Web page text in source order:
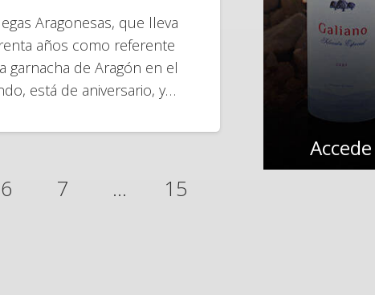
Aragonesas, que lleva
años como referente
garnacha de Aragón en el
está de aniversario, y…
6 7 … 15